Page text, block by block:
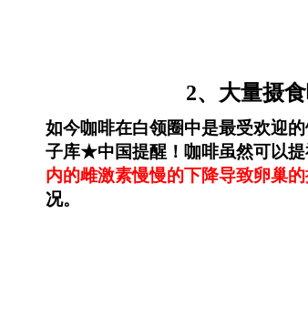
2、大量摄
如今咖啡在白领圈中是最受欢迎
子库★中国提醒！咖啡虽然可以提
内的雌激素慢慢的下降导致卵巢
况。